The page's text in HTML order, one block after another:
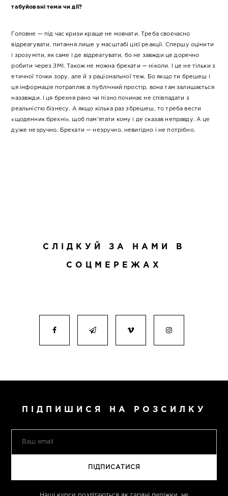
табуйовані теми чи дії?
Головне — під час кризи краще не мовчати. Треба своєчасно
відреагувати, питання лише у масштабі цієї реакції. Спершу оцінити
і зрозуміти, як саме і де відреагувати, бо не завжди це доречно
робити через ЗМІ. Також не можна брехати — ніколи. І це не тільки з
етичної точки зору, але й з раціональної теж. Бо якщо ти брешеш і
ця інформація потрапляє в публічний простір, вона там залишається
назавжди. І ця брехня рано чи пізно починає не співпадати з
реальністю бізнесу. А якщо кілька раз збрешеш, то треба вести
«щоденник брехні», щоб пам’ятати кому і де сказав неправду. А це
дуже незручно. Брехати — незручно, невигідно і не потрібно.
СЛІДКУЙ ЗА НАМИ В
СОЦМЕРЕЖАХ
ПІДПИШИСЯ НА РОЗСИЛКУ